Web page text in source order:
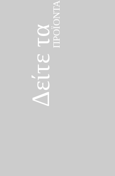
Δείτε ταΠΡΟΪΌΝΤΑ